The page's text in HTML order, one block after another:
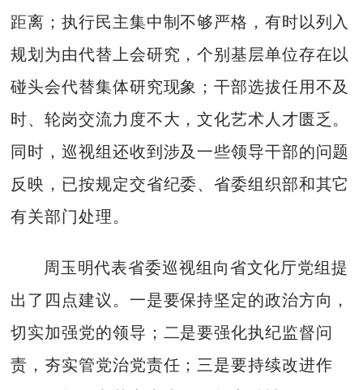
距离；执行民主集中制不够严格，有时以列入
规划为由代替上会研究，个别基层单位存在以
碰头会代替集体研究现象；干部选拔任用不及
时、轮岗交流力度不大，文化艺术人才匮乏。
同时，巡视组还收到涉及一些领导干部的问题
反映，已按规定交省纪委、省委组织部和其它
有关部门处理。
周玉明代表省委巡视组向省文化厅党组提
出了四点建议。一是要保持坚定的政治方向，
切实加强党的领导；二是要强化执纪监督问
责，夯实管党治党责任；三是要持续改进作